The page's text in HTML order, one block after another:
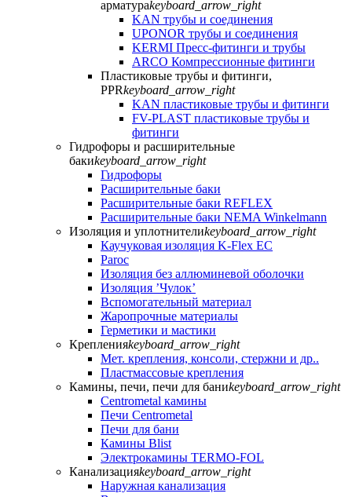
арматураkeyboard_arrow_right
KAN трубы и соединения
UPONOR трубы и соединения
KERMI Пресс-фитинги и трубы
ARCO Компрессионные фитинги
Пластиковые трубы и фитинги,
PPRkeyboard_arrow_right
KAN пластиковые трубы и фитинги
FV-PLAST пластиковые трубы и
фитинги
Гидрофоры и расширительные
бакиkeyboard_arrow_right
Гидрофоры
Расширительные баки
Расширительные баки REFLEX
Расширительные баки NEMA Winkelmann
Изоляция и уплотнителиkeyboard_arrow_right
Каучуковая изоляция K-Flex EC
Paroc
Изоляция без аллюминевой оболочки
Изоляция ’Чулок’
Вспомогательный материал
Жаропрочные материалы
Герметики и мастики
Крепленияkeyboard_arrow_right
Мет. крепления, консоли, стержни и др..
Пластмассовые крепления
Камины, печи, печи для баниkeyboard_arrow_right
Centrometal камины
Печи Centrometal
Печи для бани
Камины Blist
Электрокамины TERMO-FOL
Канализацияkeyboard_arrow_right
Наружная канализация